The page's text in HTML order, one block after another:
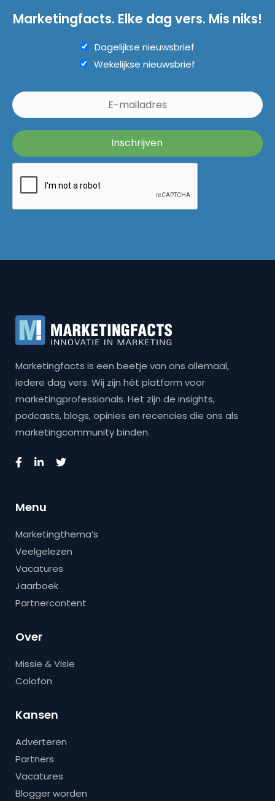
Marketingfacts. Elke dag vers. Mis niks!
Dagelijkse nieuwsbrief
Wekelijkse nieuwsbrief
Marketingfacts is een beetje van ons allemaal,
iedere dag vers. Wij zijn hét platform voor
marketingprofessionals. Het zijn de insights,
podcasts, blogs, opinies en recencies die ons als
marketingcommunity binden.
Menu
Marketingthema’s
Veelgelezen
Vacatures
Jaarboek
Partnercontent
Over
Missie & Visie
Colofon
Kansen
Adverteren
Partners
Vacatures
Blogger worden